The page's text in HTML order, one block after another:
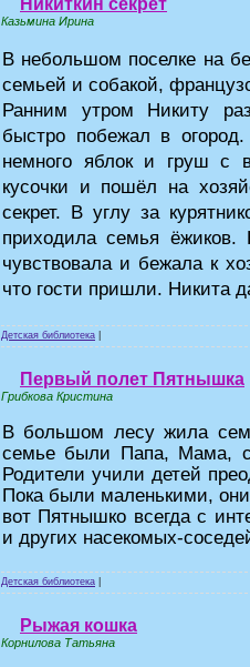
Никиткин секрет
Казьмина Ирина
В небольшом поселке на
семьей и собакой,
Ранним утром Никиту
быстро побежал в
немного яблок и груш с
кусочки и пошёл на
секрет. В углу за
приходила семья ёжиков.
чувствовала и бежала к
что гости пришли. Никита
Детская библиотека
Первый полет Пятнышка
Грибкова Кристина
В большом лесу жила
семье были Папа, Мама,
Родители учили детей
Пока были маленькими,
вот Пятнышко всегда с
и других насекомых-
Детская библиотека
Рыжая кошка
Корнилова Татьяна